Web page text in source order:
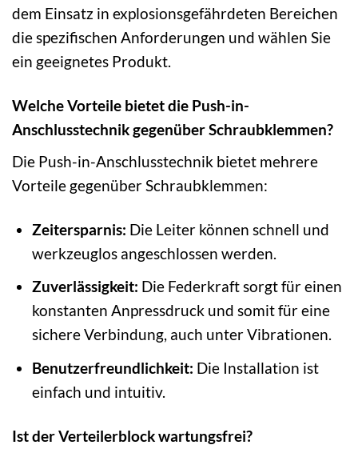
dem Einsatz in explosionsgefährdeten Bereichen
die spezifischen Anforderungen und wählen Sie
ein geeignetes Produkt.
Welche Vorteile bietet die Push-in-
Anschlusstechnik gegenüber Schraubklemmen?
Die Push-in-Anschlusstechnik bietet mehrere
Vorteile gegenüber Schraubklemmen:
Zeitersparnis: Die Leiter können schnell und
werkzeuglos angeschlossen werden.
Zuverlässigkeit: Die Federkraft sorgt für einen
konstanten Anpressdruck und somit für eine
sichere Verbindung, auch unter Vibrationen.
Benutzerfreundlichkeit: Die Installation ist
einfach und intuitiv.
Ist der Verteilerblock wartungsfrei?